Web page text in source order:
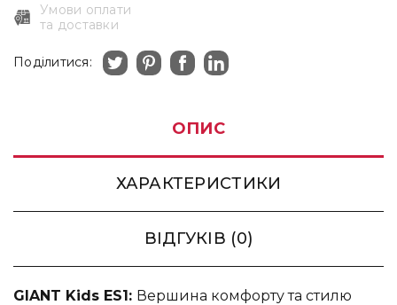
Умови оплати
та доставки
Поділитися:
ОПИС
ХАРАКТЕРИСТИКИ
ВІДГУКІВ (0)
GIANT Kids ES1: Вершина комфорту та стилю